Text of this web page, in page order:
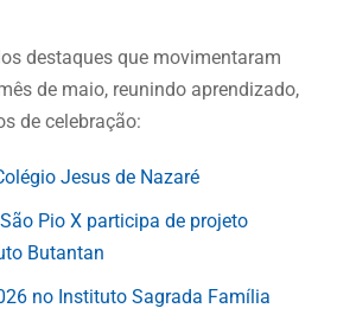
destaques que movimentaram
de maio, reunindo aprendizado,
de celebração:
Jesus de Nazaré
Pio X participa de projeto
Butantan
no Instituto Sagrada Família